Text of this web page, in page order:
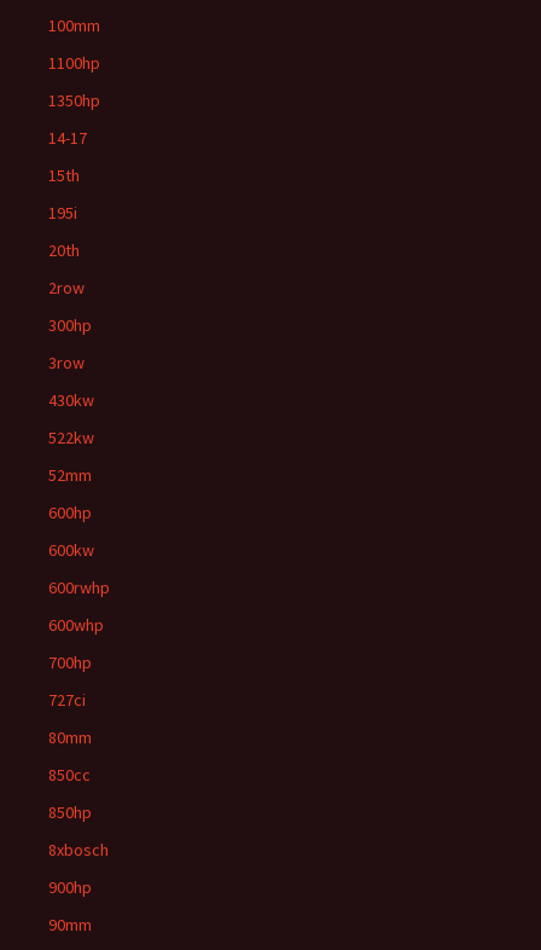
100mm
1100hp
1350hp
14-17
15th
195i
20th
2row
300hp
3row
430kw
522kw
52mm
600hp
600kw
600rwhp
600whp
700hp
727ci
80mm
850cc
850hp
8xbosch
900hp
90mm